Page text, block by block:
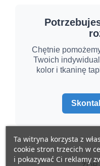
Ta witryna korzysta z
cookie stron trzecich w
i pokazywać Ci reklamy
Chętnie
Twoich
kolor i tkaninę